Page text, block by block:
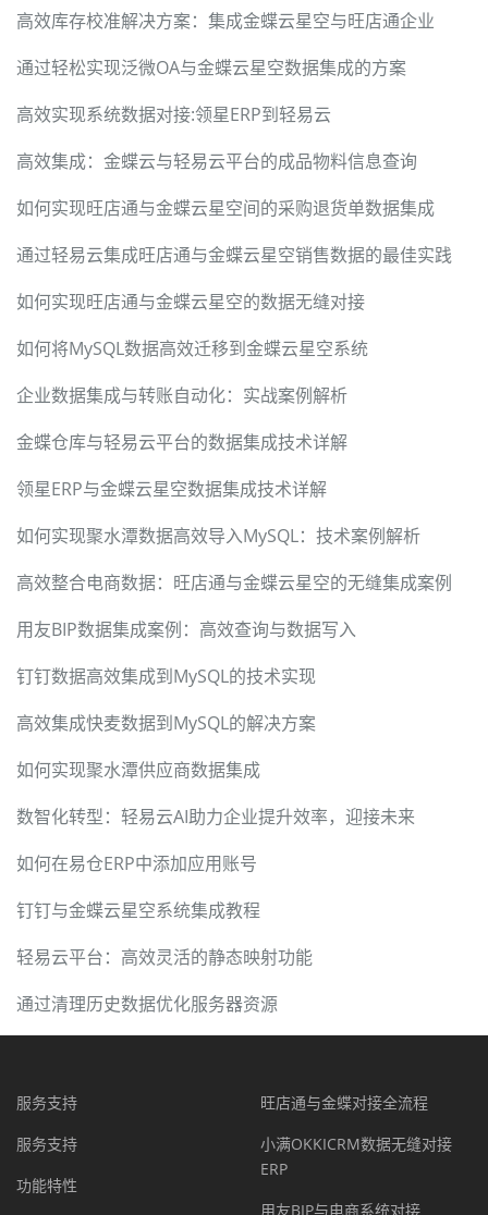
高效库存校准解决方案：集成金蝶云星空与旺店通企业
通过轻松实现泛微OA与金蝶云星空数据集成的方案
高效实现系统数据对接:领星ERP到轻易云
高效集成：金蝶云与轻易云平台的成品物料信息查询
如何实现旺店通与金蝶云星空间的采购退货单数据集成
通过轻易云集成旺店通与金蝶云星空销售数据的最佳实践
如何实现旺店通与金蝶云星空的数据无缝对接
如何将MySQL数据高效迁移到金蝶云星空系统
企业数据集成与转账自动化：实战案例解析
金蝶仓库与轻易云平台的数据集成技术详解
领星ERP与金蝶云星空数据集成技术详解
如何实现聚水潭数据高效导入MySQL：技术案例解析
高效整合电商数据：旺店通与金蝶云星空的无缝集成案例
用友BIP数据集成案例：高效查询与数据写入
钉钉数据高效集成到MySQL的技术实现
高效集成快麦数据到MySQL的解决方案
如何实现聚水潭供应商数据集成
数智化转型：轻易云AI助力企业提升效率，迎接未来
如何在易仓ERP中添加应用账号
钉钉与金蝶云星空系统集成教程
轻易云平台：高效灵活的静态映射功能
通过清理历史数据优化服务器资源
服务支持
服务支持
功能特性
旺店通与金蝶对接全流程
小满OKKICRM数据无缝对接
ERP
用友BIP与电商系统对接